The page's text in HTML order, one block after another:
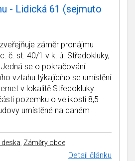
- Lidická 61 (sejmuto
záměr pronájmu
č. st. 40/1 v k. ú. Středokluky,
se o pokračování
vztahu týkajícího se umístění
v lokalitě Středokluky.
pozemku o velikosti 8,5
umístěné na daném
deska, Záměry obce
Detail článku